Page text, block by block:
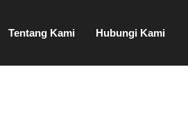
Tentang Kami Hubungi Kami